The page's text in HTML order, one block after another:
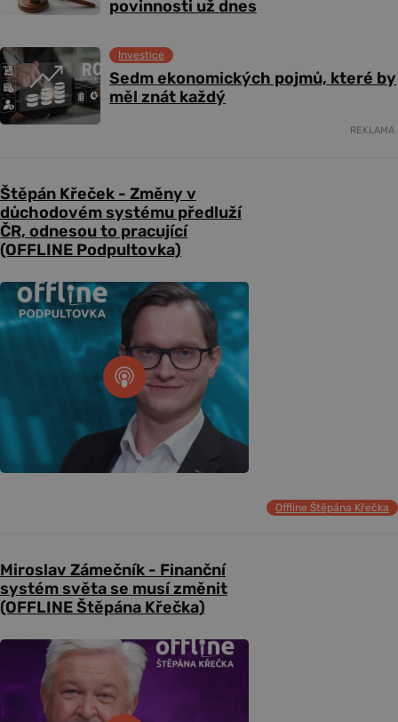
povinnosti už dnes
Sedm ekonomických pojmů, které by
měl znát každý
Investice
REKLAMA
Štěpán Křeček - Změny v
důchodovém systému předluží
ČR, odnesou to pracující
(OFFLINE Podpultovka)
Offline Štěpána Křečka
Miroslav Zámečník - Finanční
systém světa se musí změnit
(OFFLINE Štěpána Křečka)